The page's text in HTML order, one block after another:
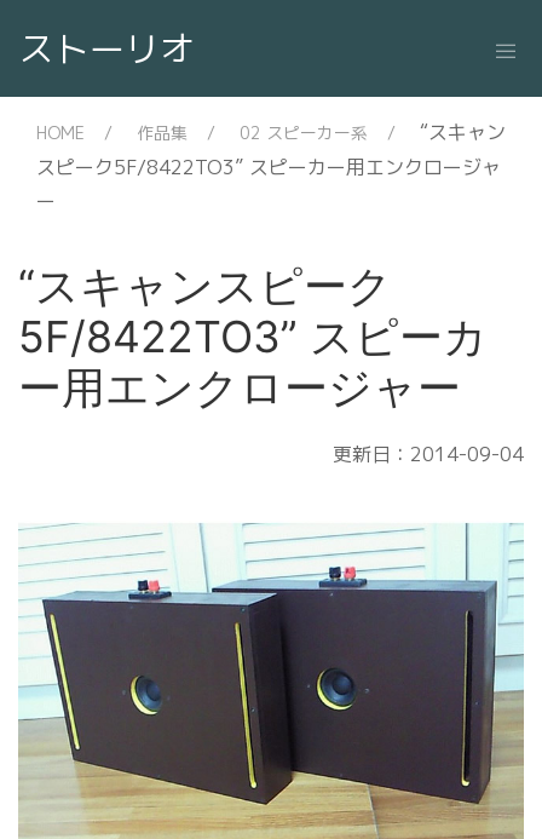
ストーリオ
HOME 作品集 02 スピーカー系
“スキャン
スピーク5F/8422TO3” スピーカー用エンクロージャ
ー
“スキャンスピーク
5F/8422TO3” スピーカ
ー用エンクロージャー
更新日：2014-09-04